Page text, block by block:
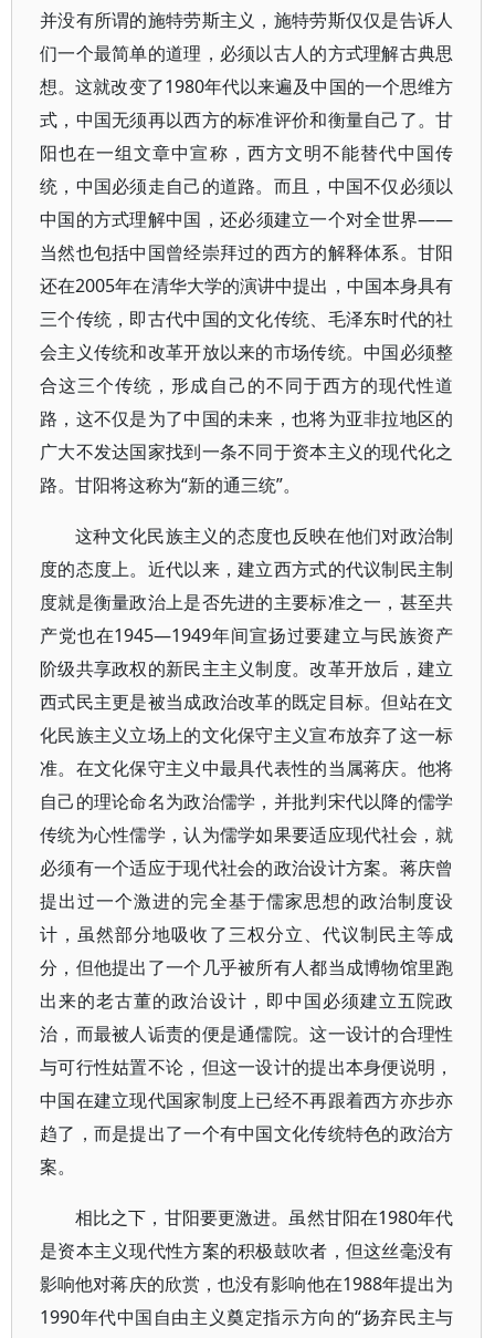
并没有所谓的施特劳斯主义，施特劳斯仅仅是告诉人
们一个最简单的道理，必须以古人的方式理解古典思
想。这就改变了1980年代以来遍及中国的一个思维方
式，中国无须再以西方的标准评价和衡量自己了。甘
阳也在一组文章中宣称，西方文明不能替代中国传
统，中国必须走自己的道路。而且，中国不仅必须以
中国的方式理解中国，还必须建立一个对全世界——
当然也包括中国曾经崇拜过的西方的解释体系。甘阳
还在2005年在清华大学的演讲中提出，中国本身具有
三个传统，即古代中国的文化传统、毛泽东时代的社
会主义传统和改革开放以来的市场传统。中国必须整
合这三个传统，形成自己的不同于西方的现代性道
路，这不仅是为了中国的未来，也将为亚非拉地区的
广大不发达国家找到一条不同于资本主义的现代化之
路。甘阳将这称为“新的通三统”。
这种文化民族主义的态度也反映在他们对政治制
度的态度上。近代以来，建立西方式的代议制民主制
度就是衡量政治上是否先进的主要标准之一，甚至共
产党也在1945—1949年间宣扬过要建立与民族资产
阶级共享政权的新民主主义制度。改革开放后，建立
西式民主更是被当成政治改革的既定目标。但站在文
化民族主义立场上的文化保守主义宣布放弃了这一标
准。在文化保守主义中最具代表性的当属蒋庆。他将
自己的理论命名为政治儒学，并批判宋代以降的儒学
传统为心性儒学，认为儒学如果要适应现代社会，就
必须有一个适应于现代社会的政治设计方案。蒋庆曾
提出过一个激进的完全基于儒家思想的政治制度设
计，虽然部分地吸收了三权分立、代议制民主等成
分，但他提出了一个几乎被所有人都当成博物馆里跑
出来的老古董的政治设计，即中国必须建立五院政
治，而最被人诟责的便是通儒院。这一设计的合理性
与可行性姑置不论，但这一设计的提出本身便说明，
中国在建立现代国家制度上已经不再跟着西方亦步亦
趋了，而是提出了一个有中国文化传统特色的政治方
案。
相比之下，甘阳要更激进。虽然甘阳在1980年代
是资本主义现代性方案的积极鼓吹者，但这丝毫没有
影响他对蒋庆的欣赏，也没有影响他在1988年提出为
1990年代中国自由主义奠定指示方向的“扬弃民主与